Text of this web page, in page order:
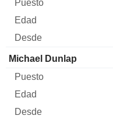
Michael Dunlap